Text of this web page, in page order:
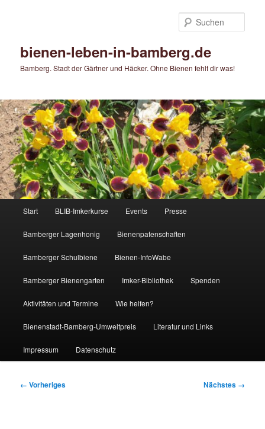
bienen-leben-in-bamberg.de
Bamberg. Stadt der Gärtner und Häcker. Ohne Bienen fehlt dir was!
Start BLIB-Imkerkurse Events Presse
Bamberger Lagenhonig Bienenpatenschaften
Bamberger Schulbiene Bienen-InfoWabe
Bamberger Bienengarten Imker-Bibliothek Spenden
Aktivitäten und Termine Wie helfen?
Bienenstadt-Bamberg-Umweltpreis Literatur und Links
Impressum Datenschutz
Bilder-
← Vorheriges Nächstes →